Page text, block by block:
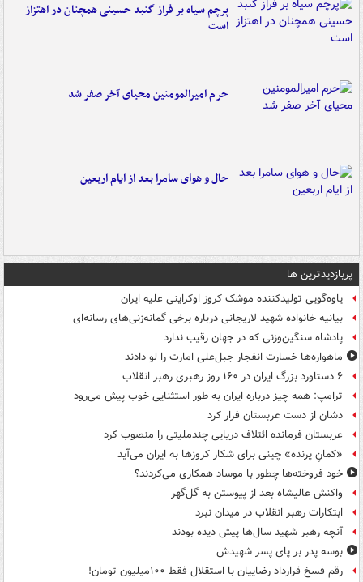
پرچم سیاه بر فراز گنبد حسینی همچنان در اهتزاز
است
حرم امیرالمومنین محیای آخر صفر شد
حال و هوای سامرا بعد از ایام اربعین
پربازدیدترین ها
یاوه‌گویی تولیدکننده موشک کروز اوکراینی علیه ایران
بیانیه خانواده شهید لاریجانی درباره برخی گمانه‌زنی‌های رسانه‌ای
پادشاه سنگین‌وزنی که در جهان رقیب ندارد
ماهواره‌ها خسارت انفجار جبل‌علی امارت را لو دادند
۶ دستاورد بزرگ ایران در ۱۶۰ روز رهبری رهبر انقلاب
ترامپ: همه چیز درباره ایران به طور استثنایی خوب پیش می‌رود
دشان از دست عربستان فرار کرد
عربستان فرمانده ائتلاف دریایی چندملیتی را منصوب کرد
«کمانِ پرنده» چینی برای شکار کروزها به ایران می‌آید
خود فروخته‌ها چطور با موساد همکاری می‌کردند؟
واکنش عالیشاه بعد از پیوستن به گل‌گهر
ابتکارات رهبر انقلاب در میدان نبرد
آنچه رهبر شهید سال‌ها پیش دیده بودند
بوسه‌ پدر بر پای پسر شهیدش
رقم فسخ قرارداد رضاییان با استقلال فقط ۱۰۰میلیون تومان!